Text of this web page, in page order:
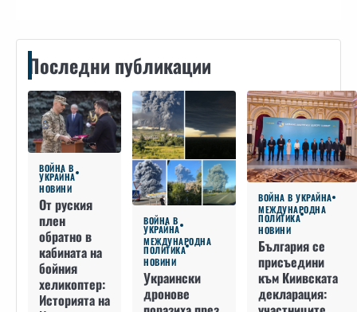
Последни публикации
ВОЙНА В
УКРАЙНА
НОВИНИ
От руския
плен
обратно в
кабината на
бойния
хеликоптер:
Историята на
ВОЙНА В
УКРАЙНА
МЕЖДУНАРОДНА
ПОЛИТИКА
НОВИНИ
Украински
дронове
ВОЙНА В УКРАЙНА
МЕЖДУНАРОДНА
ПОЛИТИКА
НОВИНИ
България се
присъедини
към Киивската
декларация: